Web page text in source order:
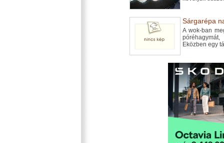
Sárgarépa
A wok-ban
Eközben egy